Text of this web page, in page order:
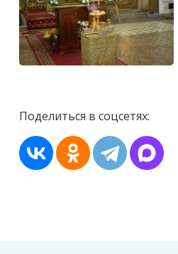
Поделиться в соцсетях: